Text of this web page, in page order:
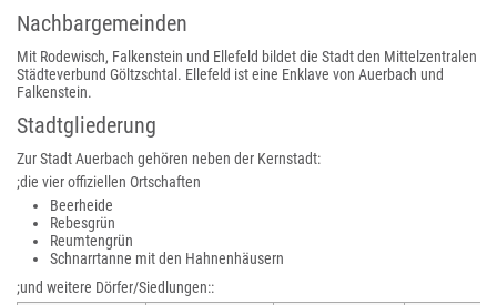
Nachbargemeinden
Mit Rodewisch, Falkenstein und Ellefeld bildet die Stadt den Mittelzentralen
Städteverbund Göltzschtal. Ellefeld ist eine Enklave von Auerbach und
Falkenstein.
Stadtgliederung
Zur Stadt Auerbach gehören neben der Kernstadt:
;die vier offiziellen Ortschaften
Beerheide
Rebesgrün
Reumtengrün
Schnarrtanne mit den Hahnenhäusern
;und weitere Dörfer/Siedlungen::